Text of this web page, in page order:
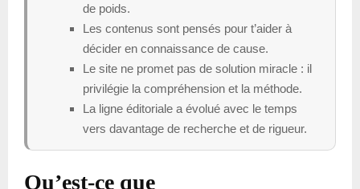
de poids.
Les contenus sont pensés pour t’aider à
décider en connaissance de cause.
Le site ne promet pas de solution miracle : il
privilégie la compréhension et la méthode.
La ligne éditoriale a évolué avec le temps
vers davantage de recherche et de rigueur.
Qu’est-ce que